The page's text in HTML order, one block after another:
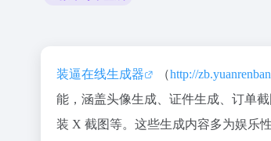
装逼在线生成器 （http://
能，涵盖头像生成、证件生成、订单
装 X 截图等。这些生成内容多为娱乐